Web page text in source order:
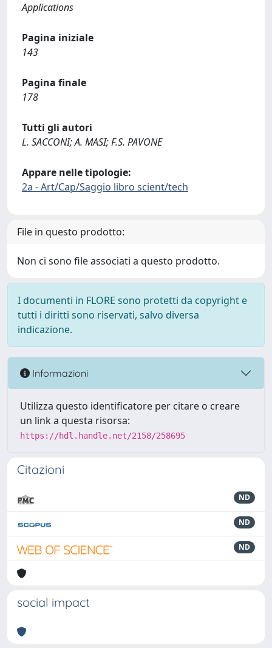
Applications
Pagina iniziale
143
Pagina finale
178
Tutti gli autori
L. SACCONI; A. MASI; F.S. PAVONE
Appare nelle tipologie:
2a - Art/Cap/Saggio libro scient/tech
File in questo prodotto:
Non ci sono file associati a questo prodotto.
I documenti in FLORE sono protetti da copyright e
tutti i diritti sono riservati, salvo diversa
indicazione.
Informazioni
Utilizza questo identificatore per citare o creare
un link a questa risorsa:
https://hdl.handle.net/2158/258695
Citazioni
ND
ND
ND
social impact